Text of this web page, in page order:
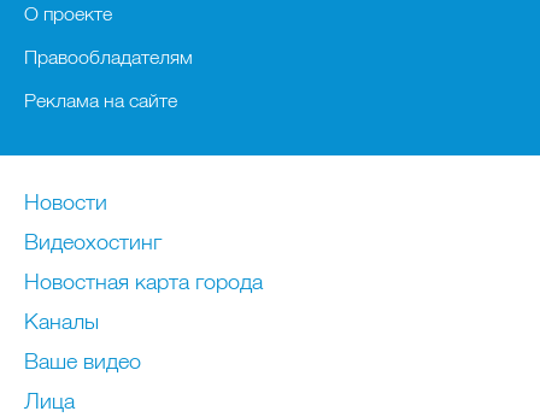
О проекте
Правообладателям
Реклама на сайте
Новости
Видеохостинг
Новостная карта города
Каналы
Ваше видео
Лица